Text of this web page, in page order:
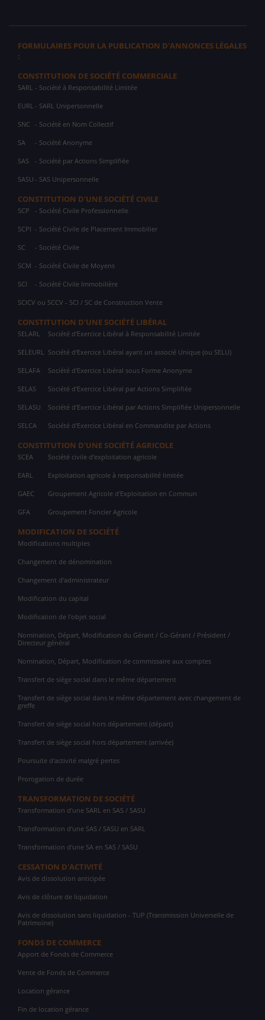
FORMULAIRES POUR LA PUBLICATION D'ANNONCES LÉGALES
:
CONSTITUTION DE SOCIÉTÉ COMMERCIALE
SARL - Société à Responsabilité Limitée
EURL - SARL Unipersonnelle
SNC - Société en Nom Collectif
SA - Société Anonyme
SAS - Société par Actions Simplifiée
SASU - SAS Unipersonnelle
CONSTITUTION D'UNE SOCIÉTÉ CIVILE
SCP - Société Civile Professionnelle
SCPI - Société Civile de Placement Immobilier
SC - Société Civile
SCM - Société Civile de Moyens
SCI - Société Civile Immobilière
SCICV ou SCCV - SCI / SC de Construction Vente
CONSTITUTION D'UNE SOCIÉTÉ LIBÉRAL
SELARL Société d'Exercice Libéral à Responsabilité Limitée
SELEURL Société d'Exercice Libéral ayant un associé Unique (ou SELU)
SELAFA Société d'Exercice Libéral sous Forme Anonyme
SELAS Société d'Exercice Libéral par Actions Simplifiée
SELASU Société d'Exercice Libéral par Actions Simplifiée Unipersonnelle
SELCA Société d'Exercice Libéral en Commandite par Actions
CONSTITUTION D'UNE SOCIÉTÉ AGRICOLE
SCEA Société civile d'exploitation agricole
EARL Exploitation agricole à responsabilité limitée
GAEC Groupement Agricole d'Exploitation en Commun
GFA Groupement Foncier Agricole
MODIFICATION DE SOCIÉTÉ
Modifications multiples
Changement de dénomination
Changement d'administrateur
Modification du capital
Modification de l'objet social
Nomination, Départ, Modification du Gérant / Co-Gérant / Président /
Directeur général
Nomination, Départ, Modification de commissaire aux comptes
Transfert de siège social dans le même département
Transfert de siège social dans le même département avec changement de
greffe
Transfert de siège social hors département (départ)
Transfert de siège social hors département (arrivée)
Poursuite d'activité malgré pertes
Prorogation de durée
TRANSFORMATION DE SOCIÉTÉ
Transformation d'une SARL en SAS / SASU
Transformation d'une SAS / SASU en SARL
Transformation d'une SA en SAS / SASU
CESSATION D'ACTIVITÉ
Avis de dissolution anticipée
Avis de clôture de liquidation
Avis de dissolution sans liquidation - TUP (Transmission Universelle de
Patrimoine)
FONDS DE COMMERCE
Apport de Fonds de Commerce
Vente de Fonds de Commerce
Location gérance
Fin de location gérance